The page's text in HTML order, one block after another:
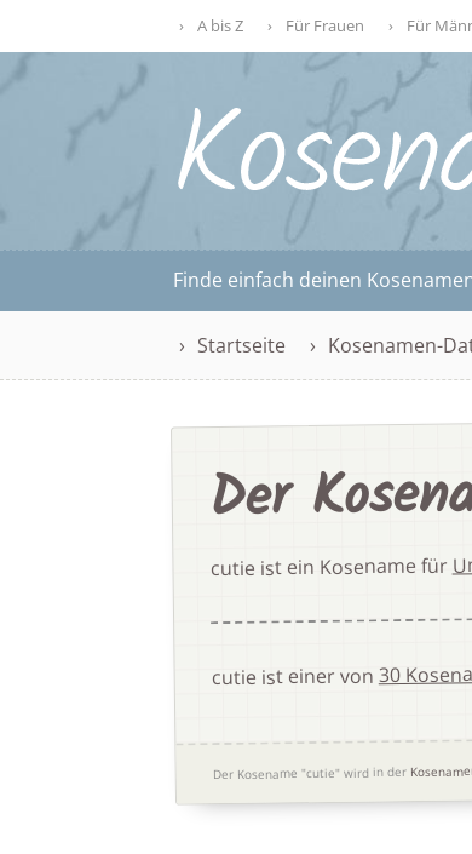
A bis Z Für Frauen Für
Finde einfach deinen
Startseite Kosenamen-
Der
cutie ist ein Kosename für
cutie ist einer von30
Der Kosename "cutie" wird in der